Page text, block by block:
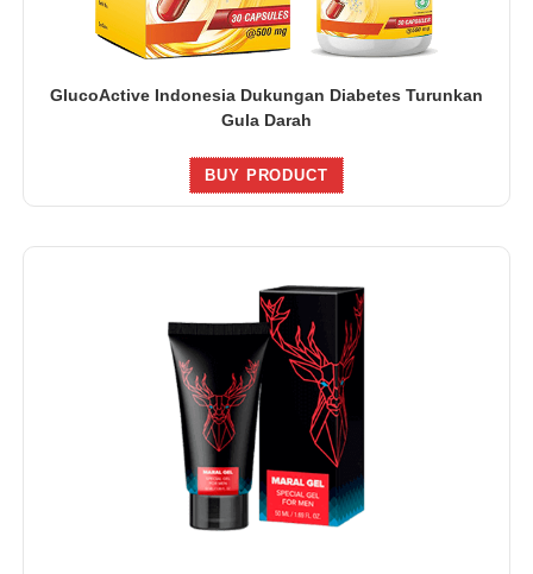
GlucoActive Indonesia Dukungan Diabetes Turunkan
Gula Darah
BUY PRODUCT